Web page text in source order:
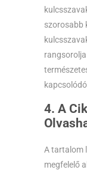
szorosabb
4. A
A tartalom
megfelelő